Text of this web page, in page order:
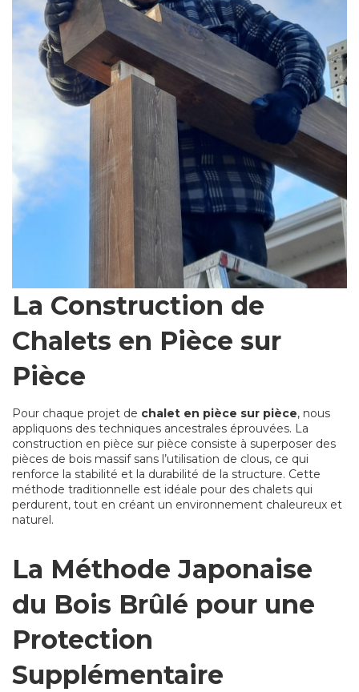
La Construction de
Chalets en Pièce sur
Pièce
Pour chaque projet de chalet en pièce sur pièce, nous
appliquons des techniques ancestrales éprouvées. La
construction en pièce sur pièce consiste à superposer des
pièces de bois massif sans l’utilisation de clous, ce qui
renforce la stabilité et la durabilité de la structure. Cette
méthode traditionnelle est idéale pour des chalets qui
perdurent, tout en créant un environnement chaleureux et
naturel.
La Méthode Japonaise
du Bois Brûlé pour une
Protection
Supplémentaire